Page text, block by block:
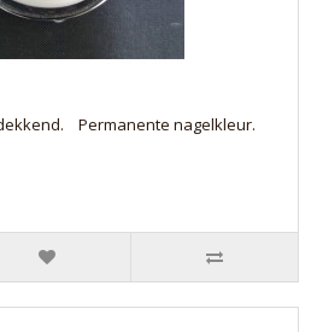
Permanente nagelkleur.